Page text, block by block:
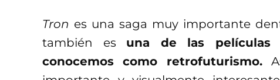
Tron es una saga muy importante
también es una de las películas
conocemos como retrofuturismo.